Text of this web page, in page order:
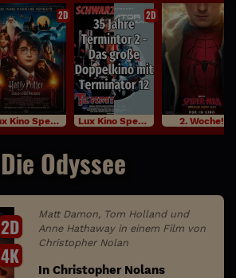
2D
Lux Kino Specials
2D
Lux Kino Specials 2. Woche!
Die Odyssee
2D
4K
Matt Damon, Tom Holland und
Anne Hathaway in einem Film von
Christopher Nolan
In Christopher Nolans